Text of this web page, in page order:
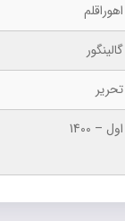
اهوراقلم
گالینگور
تحریر
اول – 1400